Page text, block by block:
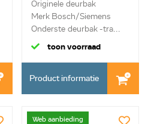
Originele deurbak
Merk Bosch/Siemens
Onderste deurbak -tra...
toon voorraad
Product informatie
Web aanbieding